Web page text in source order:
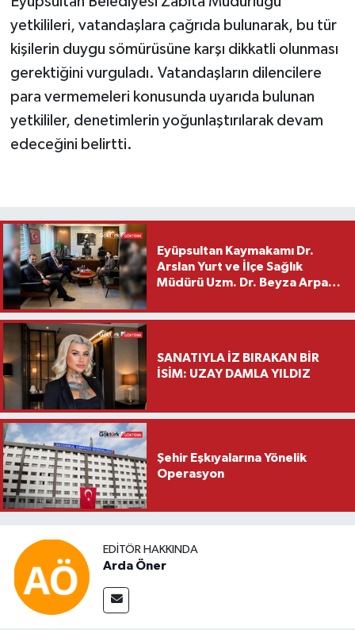
yetkilileri, vatandaşlara çağrıda bulunarak, bu tür
kişilerin duygu sömürüsüne karşı dikkatli olunması
gerektiğini vurguladı. Vatandaşların dilencilere
para vermemeleri konusunda uyarıda bulunan
yetkililer, denetimlerin yoğunlaştırılarak devam
edeceğini belirtti.
Eyüpsultan Kaymakamı Dr.
Arslan Yurt ve İlçe Sağlık
Müdürü Uzm. Dr. Beyza Arpacı
Ziyareti
SANATIYLA İZ BIRAKAN BİR
İSİM: UZAY DAMLA YILDIZ
Şehir Eşkıyalarına Yönelik
Operasyon
EDITÖR HAKKINDA
Arda Öner